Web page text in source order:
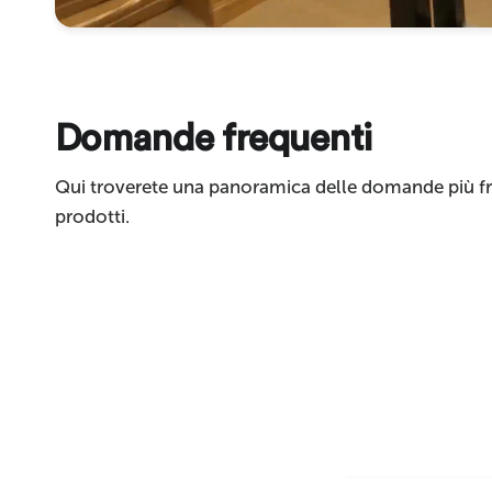
Domande frequenti
Qui troverete una panoramica delle domande più
prodotti.